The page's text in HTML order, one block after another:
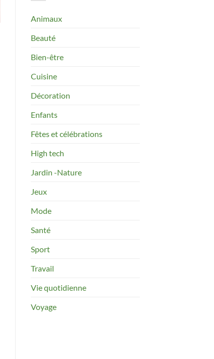
Animaux
Beauté
Bien-être
Cuisine
Décoration
Enfants
Fêtes et célébrations
High tech
Jardin -Nature
Jeux
Mode
Santé
Sport
Travail
Vie quotidienne
Voyage